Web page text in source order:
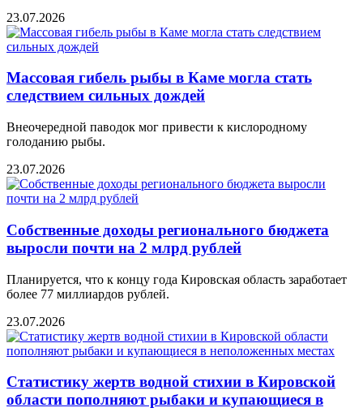
23.07.2026
Массовая гибель рыбы в Каме могла стать
следствием сильных дождей
Внеочередной паводок мог привести к кислородному
голоданию рыбы.
23.07.2026
Собственные доходы регионального бюджета
выросли почти на 2 млрд рублей
Планируется, что к концу года Кировская область заработает
более 77 миллиардов рублей.
23.07.2026
Статистику жертв водной стихии в Кировской
области пополняют рыбаки и купающиеся в